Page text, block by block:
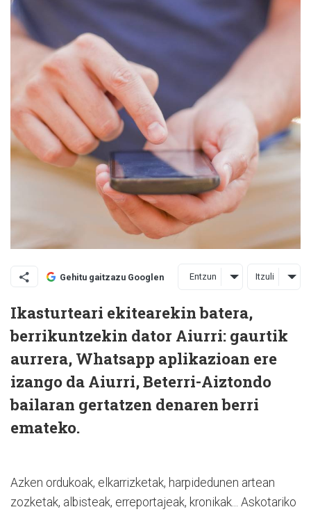
Gehitu gaitzazu Googlen Entzun Itzuli
Ikasturteari ekitearekin batera,
berrikuntzekin dator Aiurri: gaurtik
aurrera, Whatsapp aplikazioan ere
izango da Aiurri, Beterri-Aiztondo
bailaran gertatzen denaren berri
emateko.
Azken ordukoak, elkarrizketak, harpidedunen artean
zozketak, albisteak, erreportajeak, kronikak... Askotariko